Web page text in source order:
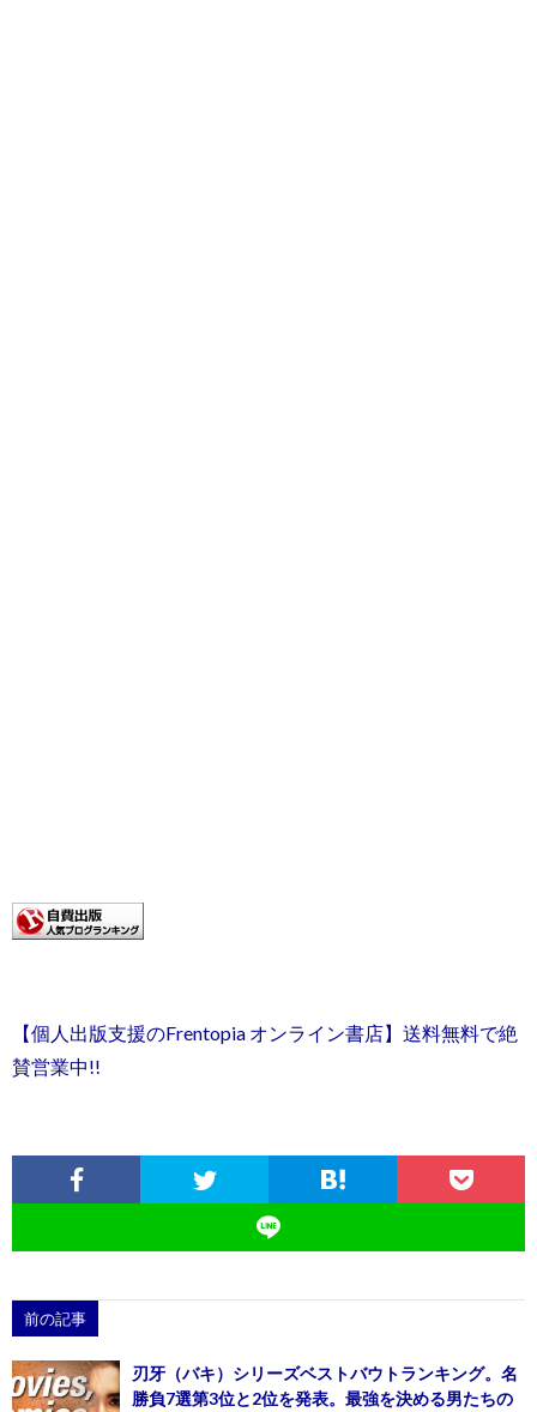
【個人出版支援のFrentopia オンライン書店】送料無料で絶
賛営業中!!
前の記事
刃牙（バキ）シリーズベストバウトランキング。名
勝負7選第3位と2位を発表。最強を決める男たちの